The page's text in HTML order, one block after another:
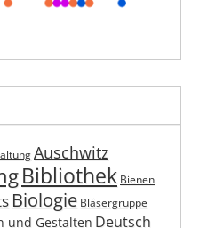
Auschwitz
Bibliothek Bienen
Biologie Bläsergruppe
und Gestalten Deutsch